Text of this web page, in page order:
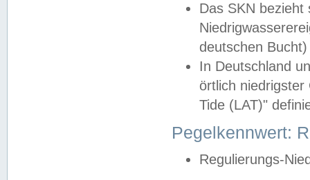
Das SKN
deutschen
In Deutschland
örtlich
Tide (LAT)"
Pegelkennwert:
Regulierungs-